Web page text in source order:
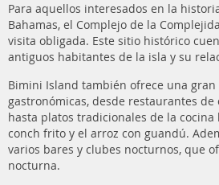
Para aquellos interesados en la
Bahamas, el Complejo de la
visita obligada. Este sitio histórico
antiguos habitantes de la isla y su
Bimini Island también ofrece una
gastronómicas, desde restaurantes
hasta platos tradicionales de la cocina
conch frito y el arroz con guandú.
varios bares y clubes nocturnos, que
nocturna.